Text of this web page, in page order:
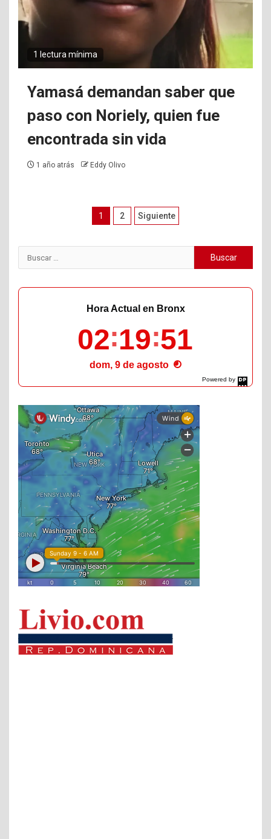
1 lectura mínima
Yamasá demandan saber que
paso con Noriely, quien fue
encontrada sin vida
1 año atrás Eddy Olivo
Paginación
1 2 Siguiente
Buscar:
Powered by
DaysPedia.com
Hora Actual en Bronx
02 19 53
dom, 9 de agosto